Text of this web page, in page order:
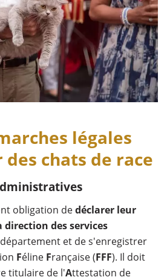
légales
chats de race
obligation dedéclarer leur
des services
et de s'enregistrer
Féline Française (FFF). Il doit
titulaire de l'Attestation de